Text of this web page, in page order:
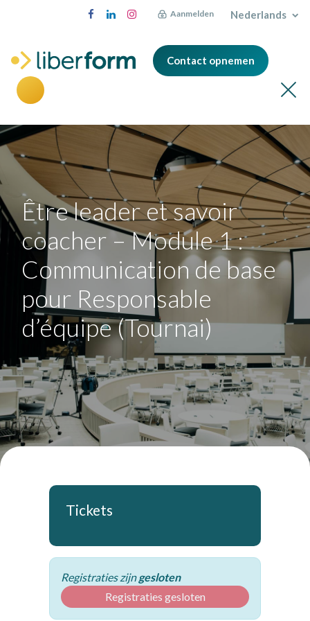
Aanmelden Nederlands
Contact opnemen
Être leader et savoir
coacher – Module 1 :
Communication de base
pour Responsable
d’équipe (Tournai)
Tickets
Registraties zijngesloten
Registraties gesloten